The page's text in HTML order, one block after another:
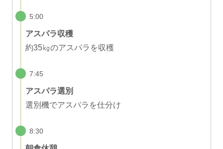
5:00
アスパラ収穫
約35㎏のアスパラを収穫
7:45
アスパラ選別
選別機でアスパラを仕分け
8:30